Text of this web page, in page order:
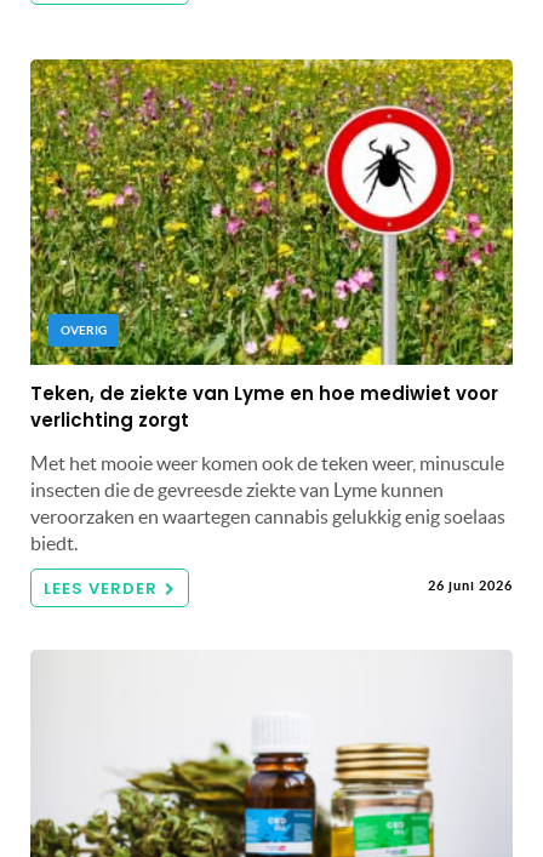
OVERIG
Teken, de ziekte van Lyme en hoe mediwiet voor
verlichting zorgt
Met het mooie weer komen ook de teken weer, minuscule
insecten die de gevreesde ziekte van Lyme kunnen
veroorzaken en waartegen cannabis gelukkig enig soelaas
biedt.
LEES VERDER 26 juni 2026